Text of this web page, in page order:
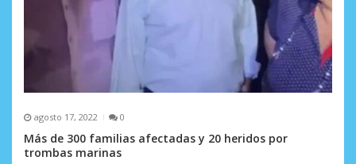
agosto 17, 2022 0
Más de 300 familias afectadas y 20 heridos por
trombas marinas